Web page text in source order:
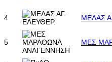
4 ΜΕΛΑΣ
5 ΜΕΣ